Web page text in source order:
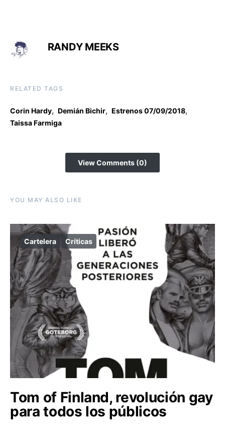
RANDY MEEKS
RELATED TAGS
Corin Hardy, Demián Bichir, Estrenos 07/09/2018,
Taissa Farmiga
View Comments (0)
YOU MAY ALSO LIKE
Cartelera Críticas
Tom of Finland, revolución gay
para todos los públicos